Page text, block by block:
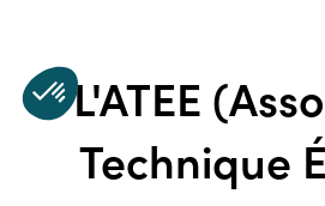
L'ATEE
Technique